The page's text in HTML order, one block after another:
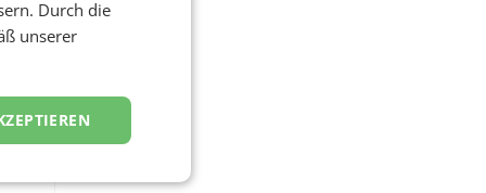
Durch die
unserer